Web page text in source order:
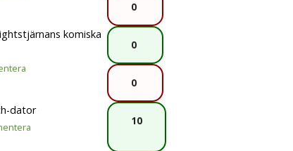
0
komiska
0
0
dator
10